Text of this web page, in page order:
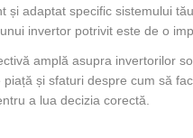
și adaptat specific sistemului
invertor potrivit este de o
amplă asupra invertorilor
și sfaturi despre cum să
a lua decizia corectă.